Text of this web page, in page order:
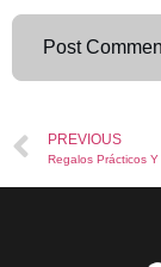
PREVIOUS